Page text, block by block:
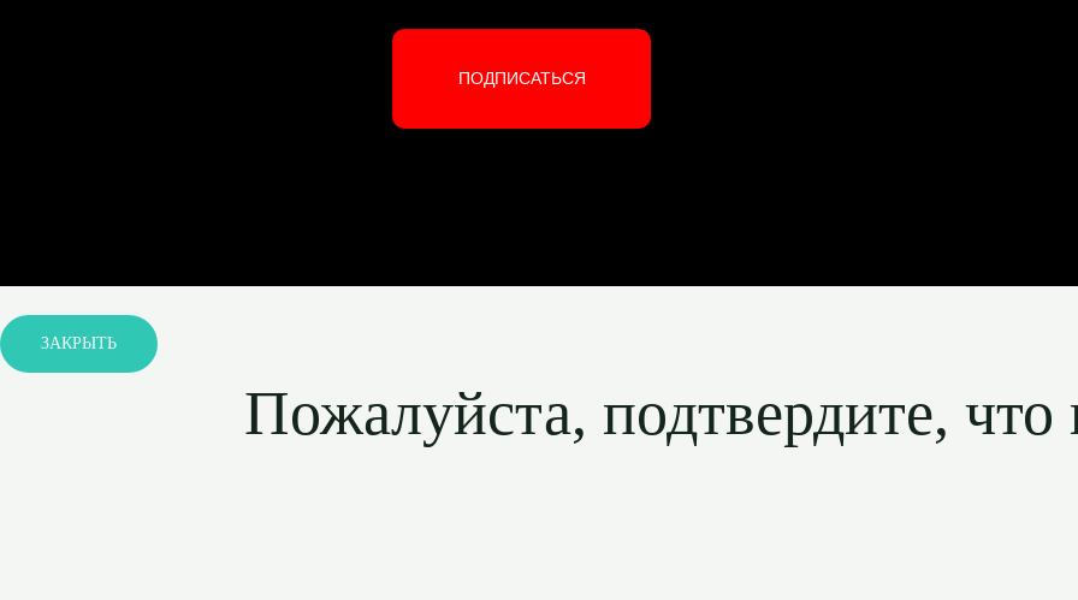
ПОДПИСАТЬСЯ
ЗАКРЫТЬ
Пожалуйста, подтвердите, что